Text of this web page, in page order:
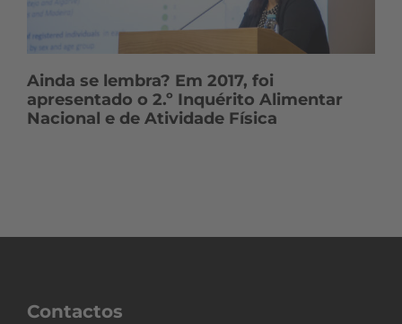
Ainda se lembra? Em 2017, foi
apresentado o 2.º Inquérito Alimentar
Nacional e de Atividade Física
Contactos